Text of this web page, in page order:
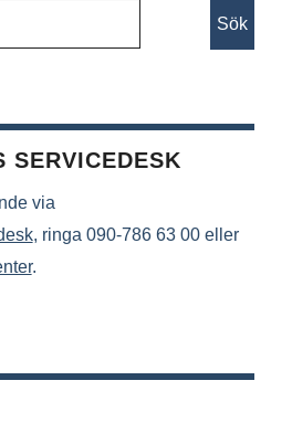
SERVICEDESK
via
, ringa 090-786 63 00 eller
.